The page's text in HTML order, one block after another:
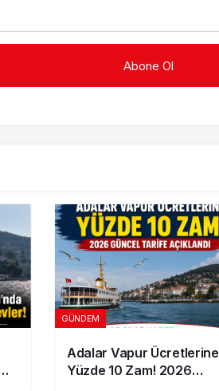
GÜNDEM
Adalar Vapur Ücretlerine
Yüzde 10 Zam! 2026